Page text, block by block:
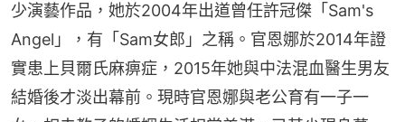
少演藝作品，她於2004年出道曾任許冠傑「Sam's
Angel」，有「Sam女郎」之稱。官恩娜於2014年證
實患上貝爾氏麻痹症，2015年她與中法混血醫生男友
結婚後才淡出幕前。現時官恩娜與老公育有一子一